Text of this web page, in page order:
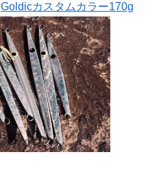
Goldicカスタムカラー170g